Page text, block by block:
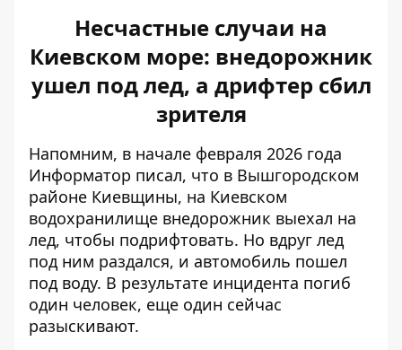
Несчастные случаи на
Киевском море: внедорожник
ушел под лед, а дрифтер сбил
зрителя
Напомним, в начале февраля 2026 года
Информатор писал, что в Вышгородском
районе Киевщины, на Киевском
водохранилище внедорожник выехал на
лед, чтобы подрифтовать. Но вдруг лед
под ним раздался, и автомобиль пошел
под воду. В результате инцидента погиб
один человек, еще один сейчас
разыскивают.